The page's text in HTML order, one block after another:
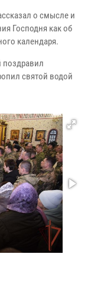
о смысле и
Господня как об
календаря.
поздравил
святой водой